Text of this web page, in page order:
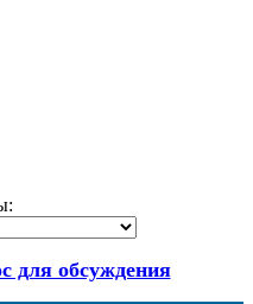
для обсуждения